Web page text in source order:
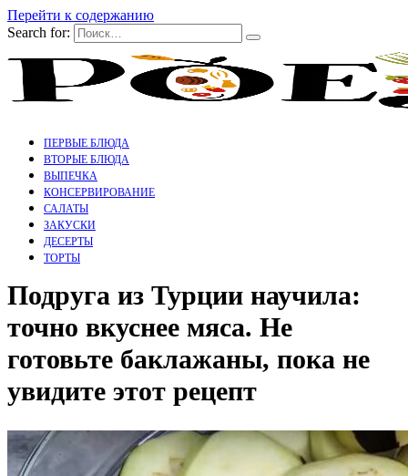
Перейти к содержанию
Search for:
ПЕРВЫЕ БЛЮДА
ВТОРЫЕ БЛЮДА
ВЫПЕЧКА
КОНСЕРВИРОВАНИЕ
САЛАТЫ
ЗАКУСКИ
ДЕСЕРТЫ
ТОРТЫ
Подруга из Турции научила:
точно вкуснее мяса. Не
готовьте баклажаны, пока не
увидите этот рецепт